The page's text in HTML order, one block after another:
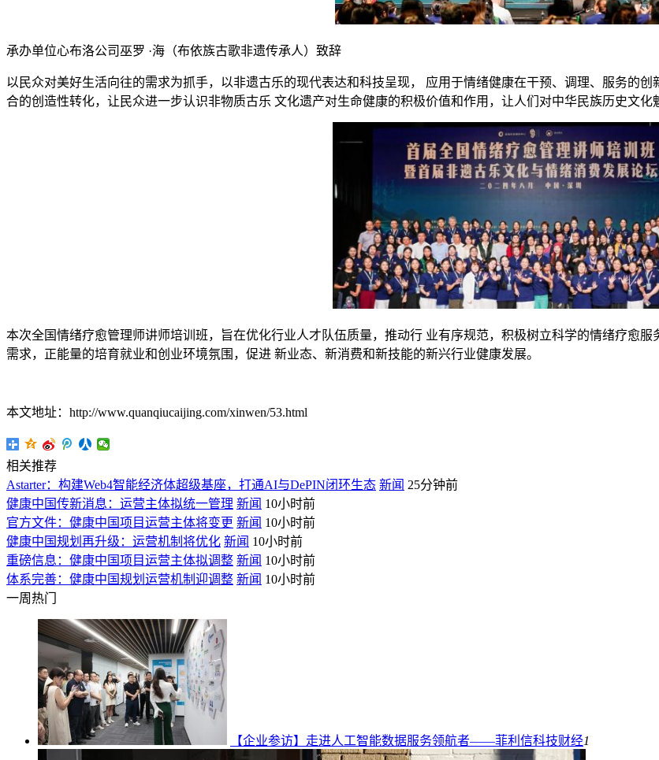
承办单位心布洛公司巫罗 ·海（布依族古歌非遗传承人）致辞
以民众对美好生活向往的需求为抓手，以非遗古乐的现代表达和科技呈现， 应用于情绪健康在干预、调理、服务的
合的创造性转化，让民众进一步认识非物质古乐 文化遗产对生命健康的积极价值和作用，让人们对中华民族历史文
本次全国情绪疗愈管理师讲师培训班，旨在优化行业人才队伍质量，推动行 业有序规范，积极树立科学的情绪疗愈
需求，正能量的培育就业和创业环境氛围，促进 新业态、新消费和新技能的新兴行业健康发展。
本文地址：http://www.quanqiucaijing.com/xinwen/53.html
相关推荐
Astarter：构建Web4智能经济体超级基座，打通AI与DePIN闭环生态 新闻 25分钟前
健康中国传新消息：运营主体拟统一管理 新闻 10小时前
官方文件：健康中国项目运营主体将变更 新闻 10小时前
健康中国规划再升级：运营机制将优化 新闻 10小时前
重磅信息：健康中国项目运营主体拟调整 新闻 10小时前
体系完善：健康中国规划运营机制迎调整 新闻 10小时前
一周热门
【企业参访】走进人工智能数据服务领航者——菲利信科技财经1